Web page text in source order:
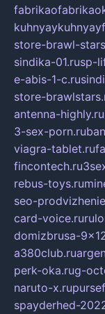
store-brawl-
sindika-01.rusp-
e-abis-1-c.ru
store-
antenna-highly.ru
3-sex-porn.ru
viagra-tablet.ru
fincontech.ru
rebus-toys.ru
seo-
card-voice.ru
domizbrusa-
a380club.ru
perk-oka.rug-
naruto-x.ru
spayderhed-